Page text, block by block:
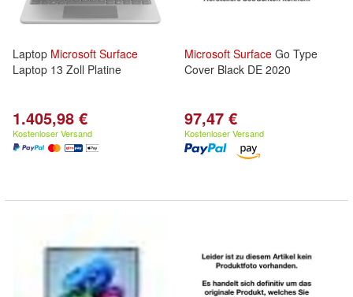
Laptop Microsoft Surface
Laptop 13 Zoll Platine
1.405,98 €
Kostenloser Versand
Microsoft Surface Go Type
Cover Black DE 2020
97,47 €
Kostenloser Versand